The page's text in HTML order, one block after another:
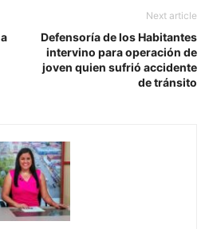
Next article
Defensoría de los Habitantes
intervino para operación de
joven quien sufrió accidente
de tránsito